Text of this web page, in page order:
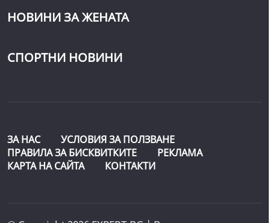
НОВИНИ ЗА ЖЕНАТА
СПОРТНИ НОВИНИ
ЗА НАС
УСЛОВИЯ ЗА ПОЛЗВАНЕ
ПРАВИЛА ЗА БИСКВИТКИТЕ
РЕКЛАМА
КАРТА НА САЙТА
КОНТАКТИ